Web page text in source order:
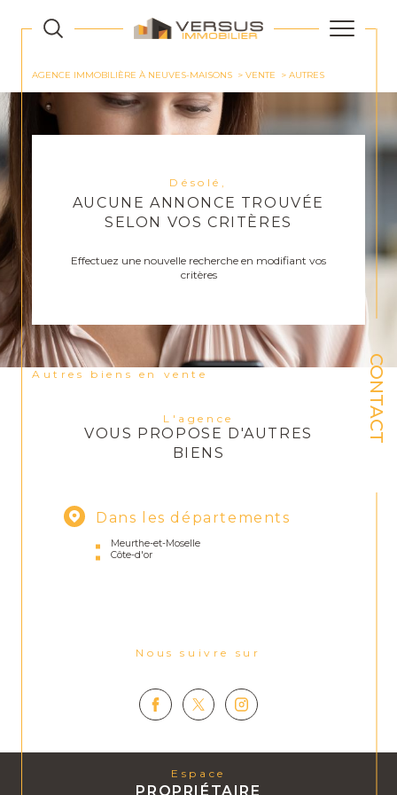
CONTACT
AGENCE IMMOBILIÈRE À NEUVES-MAISONS VENTE AUTRES
Désolé,
AUCUNE ANNONCE TROUVÉE
SELON VOS CRITÈRES
Effectuez une nouvelle recherche en modifiant vos
critères
Autres biens en vente
L'agence
VOUS PROPOSE D'AUTRES
BIENS
Dans les départements
Meurthe-et-Moselle
Côte-d'or
Nous suivre sur
Espace
PROPRIÉTAIRE